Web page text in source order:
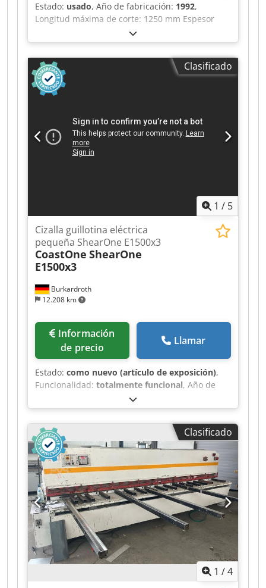
Estado: usado, Año de fabricación: 1992,
Longitud máxima de corte: 1250 mm Espesor
máximo de chapa: 4 mm acero Dedpfjy Dcdtex
Acqokr Tope trasero controlado Tope lateral y
extensiones de mesa Limitador de longitud de
corte Iluminación del borde de corte Barrera
fotoeléctrica para la protección de la zona
trasera Cuchillas afiladas Peso aprox. 2800 kg
Clasificado
1 / 5
Burkardroth
12.208 km
Cizalla guillotina eléctrica
pequeña ShearOne E1500x3
CoastOne ShearOne
E1500x3
de precio
Llamar
Estado: como nuevo (artículo de exposición),
Funcionalidad: totalmente funcional, Año de
, horas de funcionamiento:
h, número de máquina/vehículo:SO151003,
espesor de chapa (máx.):3 mm, duración de la
garantía:
, longitud de corte (máx.):
1.500 mm, tope lateral:1.000 mm,
Equipamiento:
Marcado CE, documentación /
manual, llave de escuadra, mando a distancia
de pie, parada de emergencia, protección de
dedos, Cizalla guillotina eléctrica ShearOne
E1500x3 CoastOne - Fabricado en Finlandia
Cizalla guillotina eléctrica ShearOne 15 -
Fabricada en Finlandia 1500 mm x 3 mm Djdjy A
Nt Espfx Acqekr Control de pantalla táctil TC15:
sujeción de chapa metálica, ajuste automático
Clasificado
1 /4